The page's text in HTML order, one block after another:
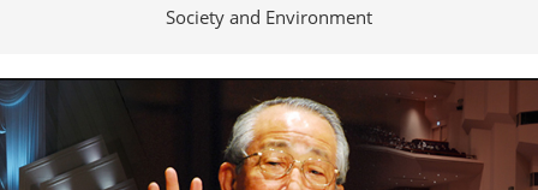
Society and Environment